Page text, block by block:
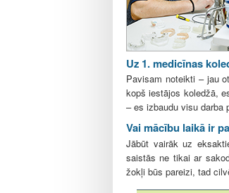
Uz 1. medicīnas
Pavisam noteikti – jau
kopš iestājos koledžā,
– es izbaudu visu darba
Vai mācību laikā ir
Jābūt vairāk uz
saistās ne tikai ar
žokļi būs pareizi, tad